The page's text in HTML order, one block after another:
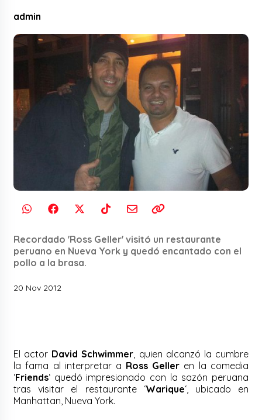
admin
Recordado 'Ross Geller' visitó un restaurante
peruano en Nueva York y quedó encantado con el
pollo a la brasa.
20 Nov 2012
El actor David Schwimmer, quien alcanzó la cumbre
la fama al interpretar a Ross Geller en la comedia
‘Friends‘ quedó impresionado con la sazón peruana
tras visitar el restaurante ‘Warique‘, ubicado en
Manhattan, Nueva York.